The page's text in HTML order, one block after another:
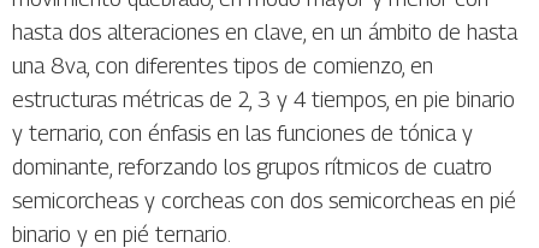
hasta dos alteraciones en clave, en un ámbito de hasta
una 8va, con diferentes tipos de comienzo, en
estructuras métricas de 2, 3 y 4 tiempos, en pie binario
y ternario, con énfasis en las funciones de tónica y
dominante, reforzando los grupos rítmicos de cuatro
semicorcheas y corcheas con dos semicorcheas en pié
binario y en pié ternario.